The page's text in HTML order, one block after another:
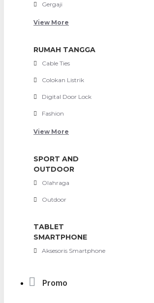
Gergaji
View More
RUMAH TANGGA
Cable Ties
Colokan Listrik
Digital Door Lock
Fashion
View More
SPORT AND
OUTDOOR
Olahraga
Outdoor
TABLET
SMARTPHONE
Aksesoris Smartphone
Promo